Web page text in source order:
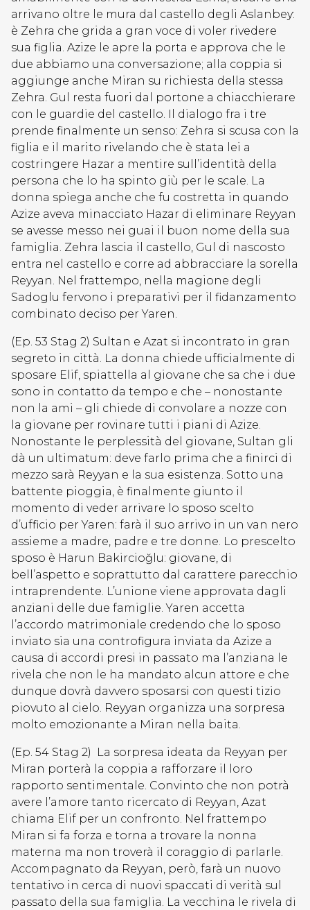
arrivano oltre le mura dal castello degli Aslanbey:
è Zehra che grida a gran voce di voler rivedere
sua figlia. Azize le apre la porta e approva che le
due abbiamo una conversazione; alla coppia si
aggiunge anche Miran su richiesta della stessa
Zehra. Gul resta fuori dal portone a chiacchierare
con le guardie del castello. Il dialogo fra i tre
prende finalmente un senso: Zehra si scusa con la
figlia e il marito rivelando che è stata lei a
costringere Hazar a mentire sull’identità della
persona che lo ha spinto giù per le scale. La
donna spiega anche che fu costretta in quando
Azize aveva minacciato Hazar di eliminare Reyyan
se avesse messo nei guai il buon nome della sua
famiglia. Zehra lascia il castello, Gul di nascosto
entra nel castello e corre ad abbracciare la sorella
Reyyan. Nel frattempo, nella magione degli
Sadoglu fervono i preparativi per il fidanzamento
combinato deciso per Yaren.
(Ep. 53 Stag 2) Sultan e Azat si incontrato in gran
segreto in città. La donna chiede ufficialmente di
sposare Elif, spiattella al giovane che sa che i due
sono in contatto da tempo e che – nonostante
non la ami – gli chiede di convolare a nozze con
la giovane per rovinare tutti i piani di Azize.
Nonostante le perplessità del giovane, Sultan gli
dà un ultimatum: deve farlo prima che a finirci di
mezzo sarà Reyyan e la sua esistenza. Sotto una
battente pioggia, è finalmente giunto il
momento di veder arrivare lo sposo scelto
d’ufficio per Yaren: farà il suo arrivo in un van nero
assieme a madre, padre e tre donne. Lo prescelto
sposo è Harun Bakircioğlu: giovane, di
bell’aspetto e soprattutto dal carattere parecchio
intraprendente. L’unione viene approvata dagli
anziani delle due famiglie. Yaren accetta
l’accordo matrimoniale credendo che lo sposo
inviato sia una controfigura inviata da Azize a
causa di accordi presi in passato ma l’anziana le
rivela che non le ha mandato alcun attore e che
dunque dovrà davvero sposarsi con questi tizio
piovuto al cielo. Reyyan organizza una sorpresa
molto emozionante a Miran nella baita.
(Ep. 54 Stag 2) La sorpresa ideata da Reyyan per
Miran porterà la coppia a rafforzare il loro
rapporto sentimentale. Convinto che non potrà
avere l’amore tanto ricercato di Reyyan, Azat
chiama Elif per un confronto. Nel frattempo
Miran si fa forza e torna a trovare la nonna
materna ma non troverà il coraggio di parlarle.
Accompagnato da Reyyan, però, farà un nuovo
tentativo in cerca di nuovi spaccati di verità sul
passato della sua famiglia. La vecchina le rivela di